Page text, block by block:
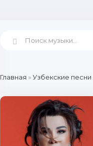
Главная »Узбекские песни